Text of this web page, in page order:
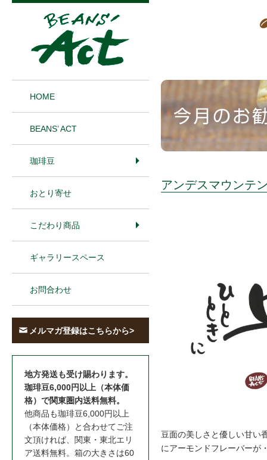
アンデスマウンテ
豆面の美しさと優しい甘い
にアーモンドフレーバーが
HOME
BEANS’ ACT
珈琲豆
おとり寄せ
こだわり商品
ギャラリースペース
お問合わせ
メルマガ登録はこちらから>
地方発送も受け賜わります。
珈琲豆6,000円以上（本体価
格）で関東圏内送料無料。
他商品も珈琲豆6,000円以上
（本体価格）と合わせてご注
文頂ければ、関東・東北エリ
ア送料無料。箱の大きさは60